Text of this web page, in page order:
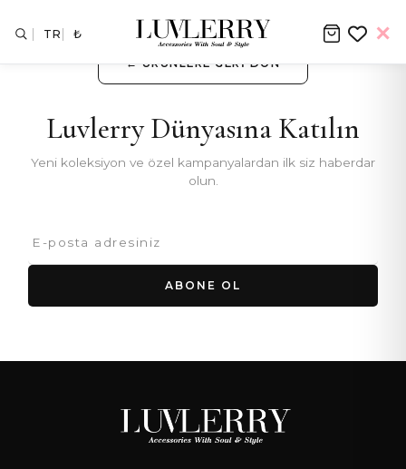
← ÜRÜNLERE GERI DÖN
Luvlerry Dünyasına Katılın
Yeni koleksiyon ve özel kampanyalardan ilk siz haberdar
olun.
ABONE OL
TR ₺